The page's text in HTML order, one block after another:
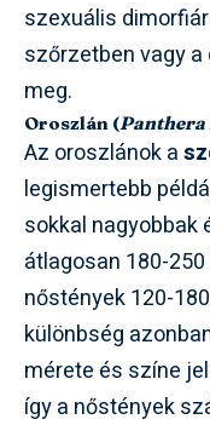
szexuális
szőrzetben vagy
meg.
Oroszlán (Panthera
Az oroszlánok a
legismertebb
sokkal nagyobbak
átlagosan 180-
nőstények 120-
különbség
mérete és színe
így a nőstények